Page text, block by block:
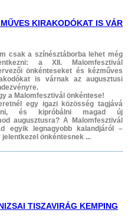
KIRAKODÓKAT IS VÁR
csak a színésztáborba lehet még
a XII. Malomfesztivál
önkénteseket és kézműves
is várnak az augusztusi
a Malomfesztivál önkéntese!
egy igazi közösség tagjává
és kipróbálni magad új
augusztusra? A Malomfesztivál
egyik legnagyobb kalandjáról –
önkéntesnek ...
TISZAVIRÁG KEMPING